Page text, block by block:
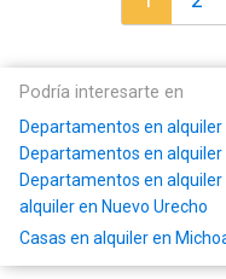
Podría interesarte en
Departamentos en
Departamentos en
Departamentos en
alquiler en Nuevo Urecho
Casas en alquiler en